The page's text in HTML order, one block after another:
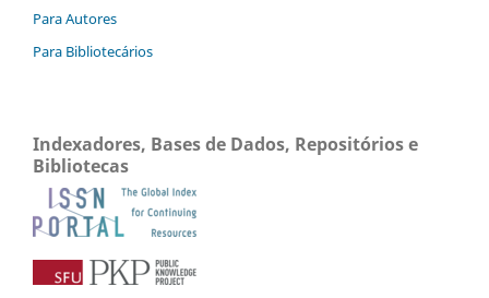
Para Autores
Para Bibliotecários
Indexadores, Bases de Dados, Repositórios e
Bibliotecas